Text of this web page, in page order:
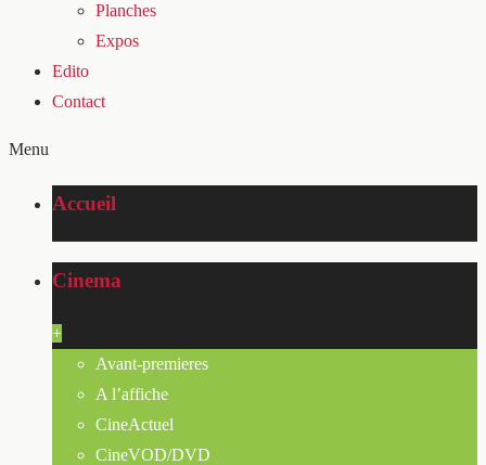
Planches
Expos
Edito
Contact
Menu
Accueil
Cinema
+
Avant-premieres
A l’affiche
CineActuel
CineVOD/DVD